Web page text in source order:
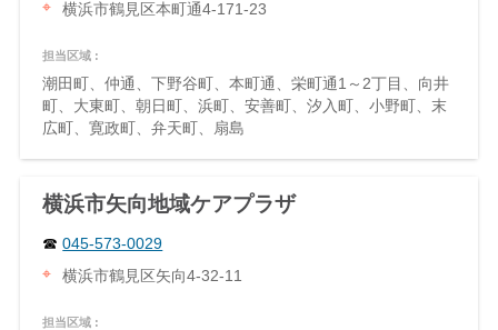
横浜市鶴見区本町通4-171-23
担当区域 :
潮田町、仲通、下野谷町、本町通、栄町通1～2丁目、向井
町、大東町、朝日町、浜町、安善町、汐入町、小野町、末
広町、寛政町、弁天町、扇島
横浜市矢向地域ケアプラザ
045-573-0029
横浜市鶴見区矢向4-32-11
担当区域 :